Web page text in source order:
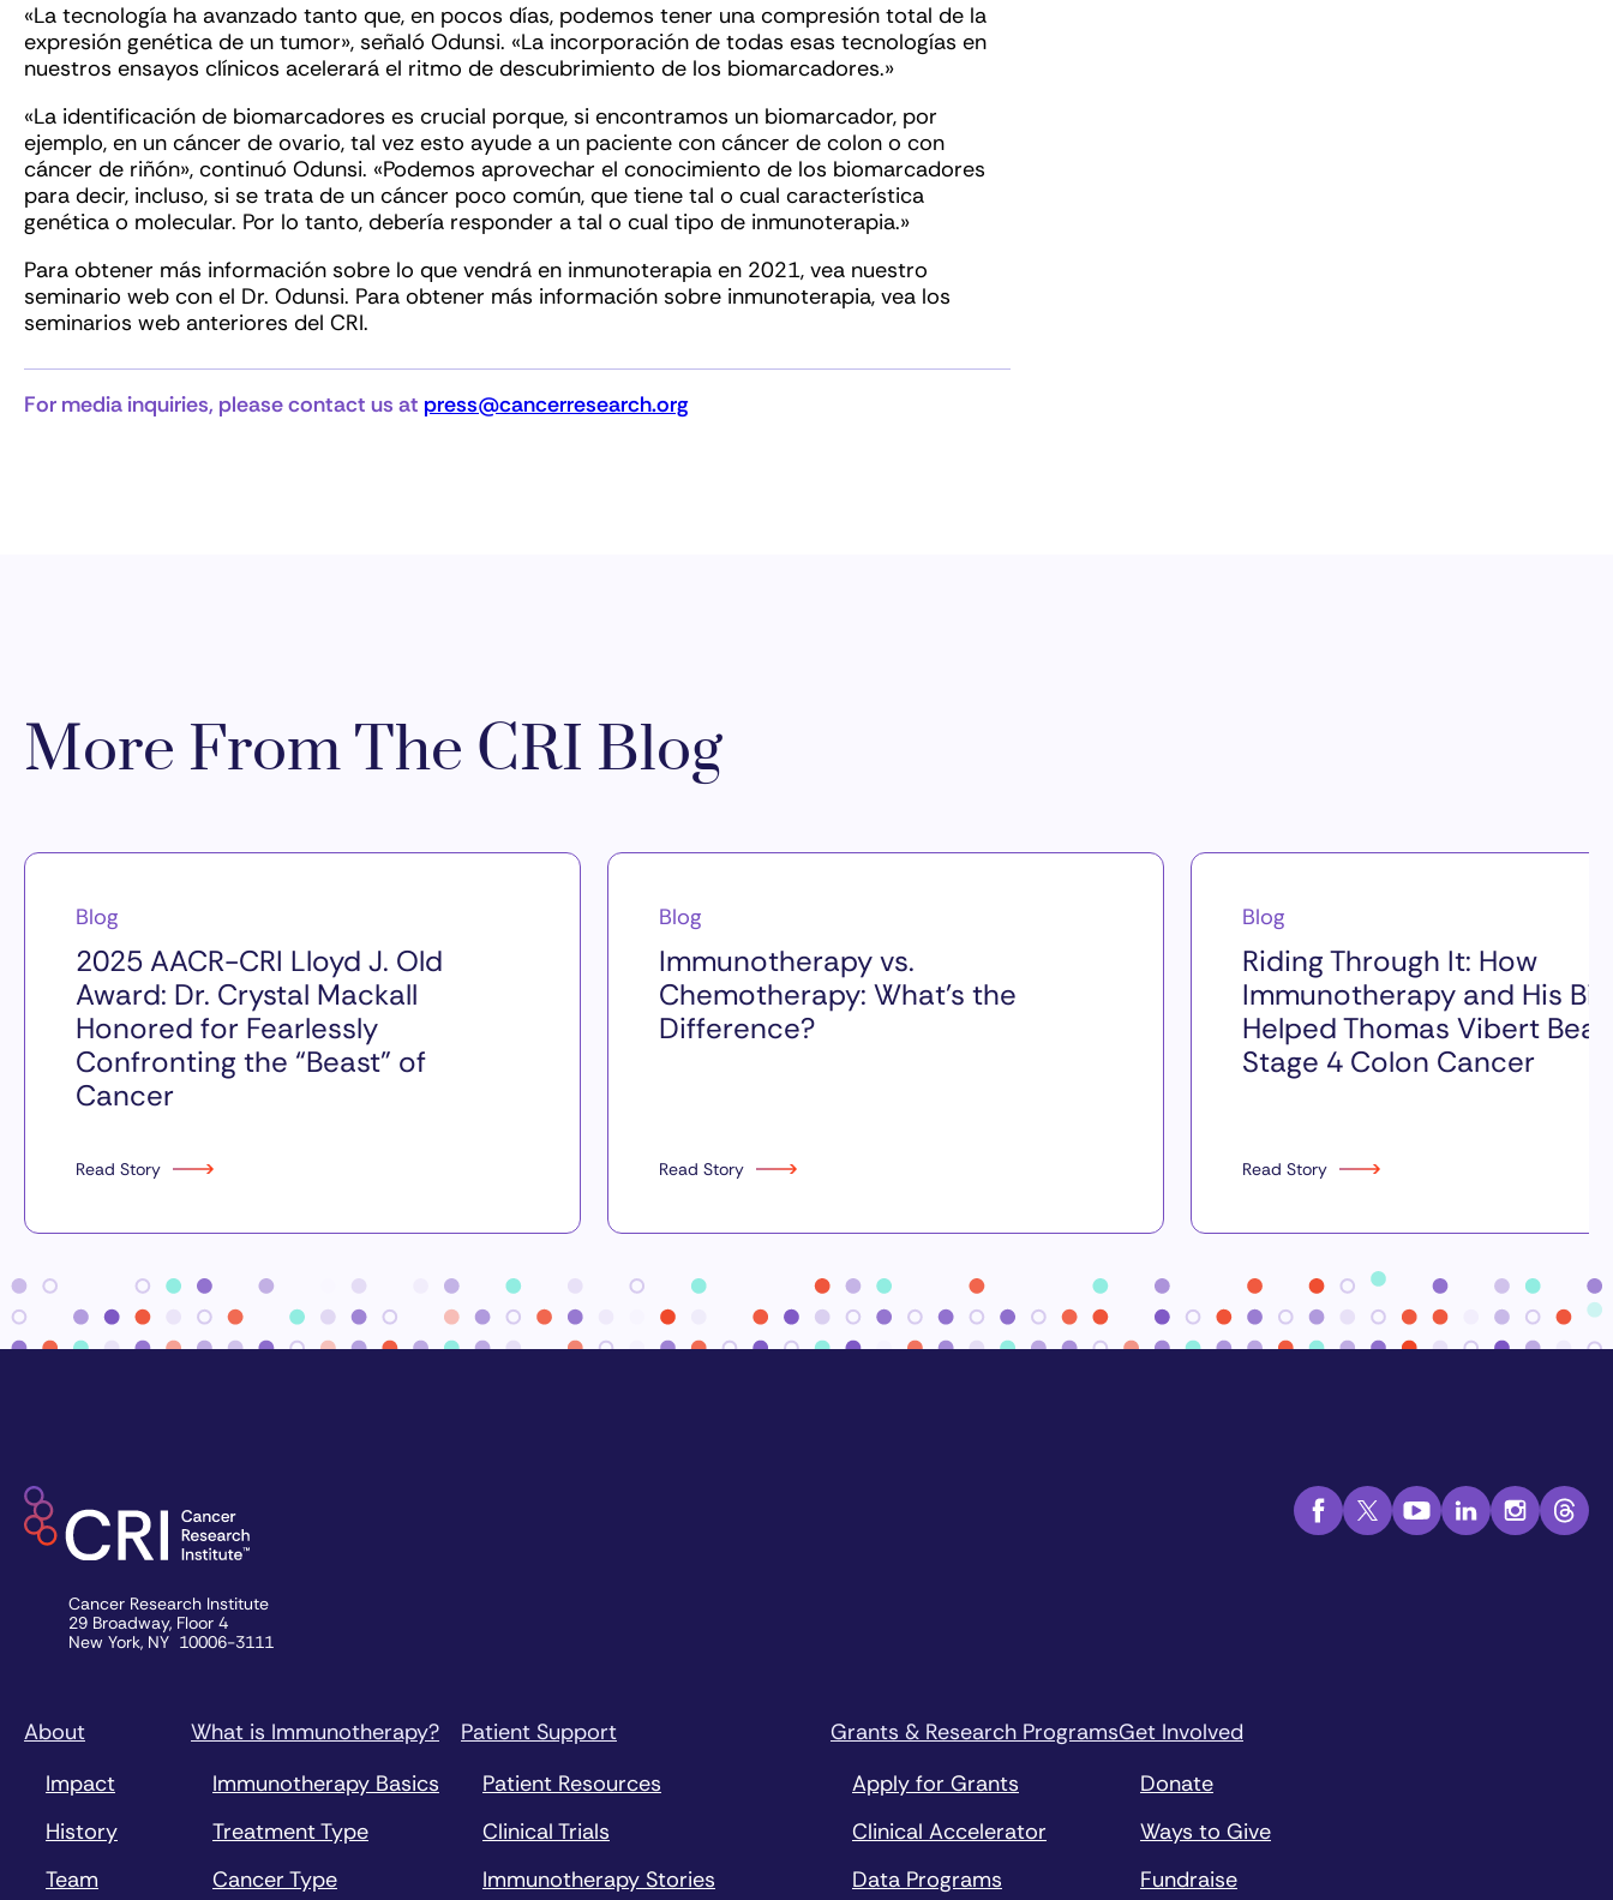
«La tecnología ha avanzado tanto que, en pocos días, podemos tener una compresión total de la
expresión genética de un tumor», señaló Odunsi. «La incorporación de todas esas tecnologías en
nuestros ensayos clínicos acelerará el ritmo de descubrimiento de los biomarcadores.»
«La identificación de biomarcadores es crucial porque, si encontramos un biomarcador, por
ejemplo, en un cáncer de ovario, tal vez esto ayude a un paciente con cáncer de colon o con
cáncer de riñón», continuó Odunsi. «Podemos aprovechar el conocimiento de los biomarcadores
para decir, incluso, si se trata de un cáncer poco común, que tiene tal o cual característica
genética o molecular. Por lo tanto, debería responder a tal o cual tipo de inmunoterapia.»
Para obtener más información sobre lo que vendrá en inmunoterapia en 2021, vea nuestro
seminario web con el Dr. Odunsi. Para obtener más información sobre inmunoterapia, vea los
seminarios web anteriores del CRI.
For media inquiries, please contact us at press@cancerresearch.org
More From The CRI Blog
Blog
2025 AACR-CRI Lloyd J. Old
Award: Dr. Crystal Mackall
Honored for Fearlessly
Confronting the “Beast” of
Cancer
Read Story
Blog
Immunotherapy vs.
Chemotherapy: What’s the
Difference?
Read Story
Blog
Riding Through It: How
Immunotherapy and His
Helped Thomas Vibert Beat
Stage 4 Colon Cancer
Read Story
Cancer Research Institute
29 Broadway, Floor 4
New York, NY 10006-3111
About
Impact
History
Team
What is Immunotherapy?
Immunotherapy Basics
Treatment Type
Cancer Type
Patient Support
Patient Resources
Clinical Trials
Immunotherapy Stories
Grants & Research Programs
Apply for Grants
Clinical Accelerator
Data Programs
Get Involved
Donate
Ways to Give
Fundraise